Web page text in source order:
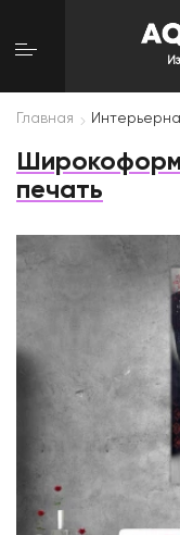
Главная
печать